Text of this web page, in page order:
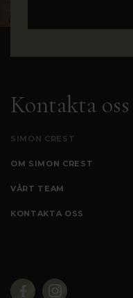
Kontakta oss
SIMON CREST
OM SIMON CREST
VÅRT TEAM
KONTAKTA OSS